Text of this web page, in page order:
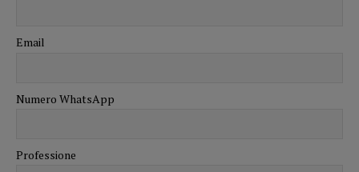
Email
Numero WhatsApp
Professione